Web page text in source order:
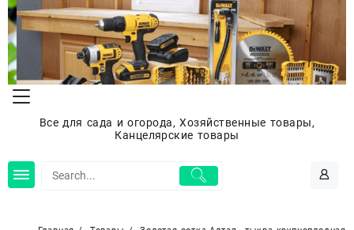
Перейти
содержимому
Все для сада и огорода, Хозяйственные товары,
Канцелярские товары